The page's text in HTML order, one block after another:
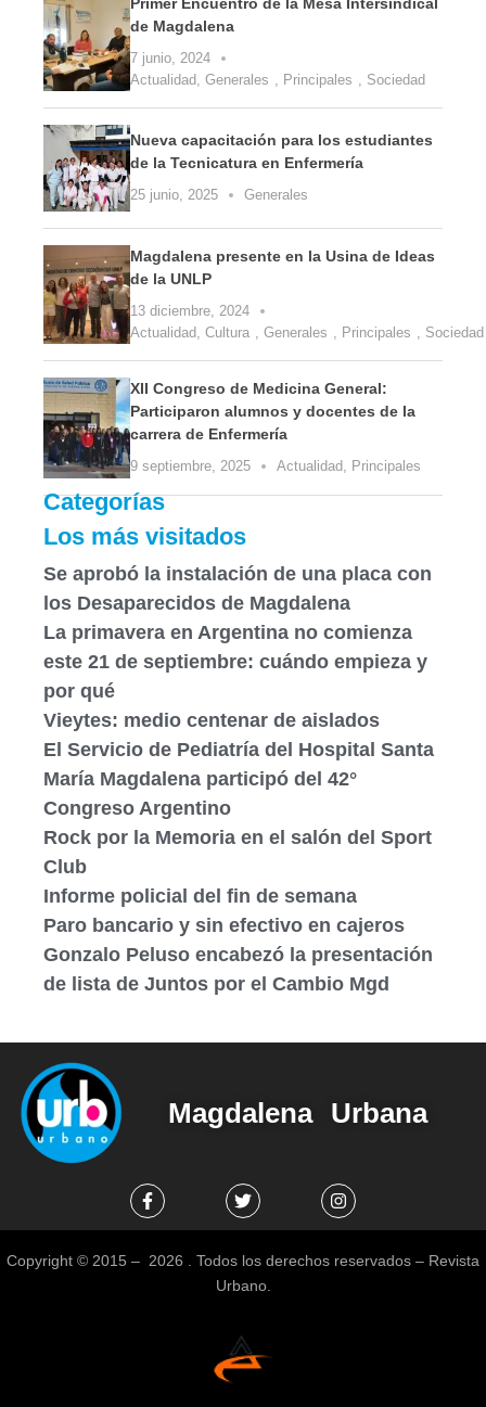
de Magdalena
7 junio, 2024
Actualidad Generales Principales Sociedad
Nueva capacitación para los estudiantes
de la Tecnicatura en Enfermería
25 junio, 2025 Generales
Magdalena presente en la Usina de Ideas
de la UNLP
13 diciembre, 2024
Actualidad Cultura Generales Principales Sociedad
XII Congreso de Medicina General:
Participaron alumnos y docentes de la
carrera de Enfermería
9 septiembre, 2025 Actualidad Principales
Categorías
Los más visitados
Se aprobó la instalación de una placa con
los Desaparecidos de Magdalena
La primavera en Argentina no comienza
este 21 de septiembre: cuándo empieza y
por qué
Vieytes: medio centenar de aislados
El Servicio de Pediatría del Hospital Santa
María Magdalena participó del 42°
Congreso Argentino
Rock por la Memoria en el salón del Sport
Club
Informe policial del fin de semana
Paro bancario y sin efectivo en cajeros
Gonzalo Peluso encabezó la presentación
de lista de Juntos por el Cambio Mgd
Magdalena Urbana
Copyright © 2015 – 2026 . Todos los derechos reservados – Revista
Urbano.